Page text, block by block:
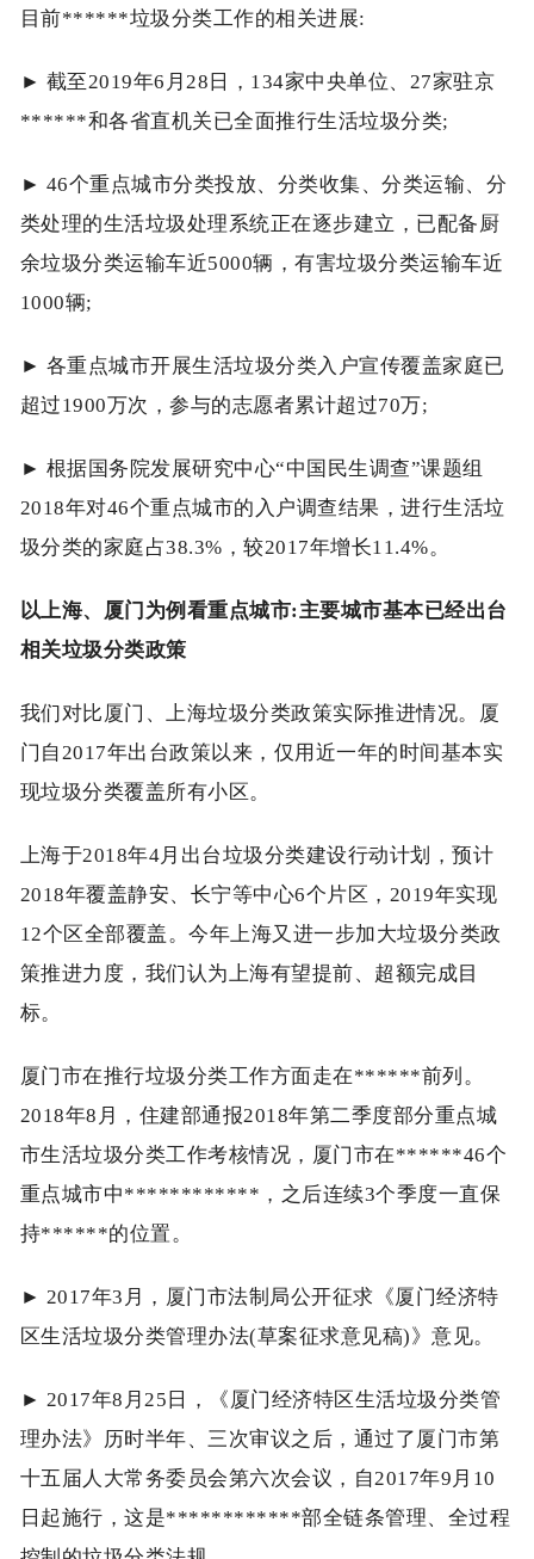
目前******垃圾分类工作的相关进展:
► 截至2019年6月28日，134家中央单位、27家驻京
******和各省直机关已全面推行生活垃圾分类;
► 46个重点城市分类投放、分类收集、分类运输、分
类处理的生活垃圾处理系统正在逐步建立，已配备厨
余垃圾分类运输车近5000辆，有害垃圾分类运输车近
1000辆;
► 各重点城市开展生活垃圾分类入户宣传覆盖家庭已
超过1900万次，参与的志愿者累计超过70万;
► 根据国务院发展研究中心“中国民生调查”课题组
2018年对46个重点城市的入户调查结果，进行生活垃
圾分类的家庭占38.3%，较2017年增长11.4%。
以上海、厦门为例看重点城市:主要城市基本已经出台
相关垃圾分类政策
我们对比厦门、上海垃圾分类政策实际推进情况。厦
门自2017年出台政策以来，仅用近一年的时间基本实
现垃圾分类覆盖所有小区。
上海于2018年4月出台垃圾分类建设行动计划，预计
2018年覆盖静安、长宁等中心6个片区，2019年实现
12个区全部覆盖。今年上海又进一步加大垃圾分类政
策推进力度，我们认为上海有望提前、超额完成目
标。
厦门市在推行垃圾分类工作方面走在******前列。
2018年8月，住建部通报2018年第二季度部分重点城
市生活垃圾分类工作考核情况，厦门市在******46个
重点城市中************，之后连续3个季度一直保
持******的位置。
► 2017年3月，厦门市法制局公开征求《厦门经济特
区生活垃圾分类管理办法(草案征求意见稿)》意见。
► 2017年8月25日，《厦门经济特区生活垃圾分类管
理办法》历时半年、三次审议之后，通过了厦门市第
十五届人大常务委员会第六次会议，自2017年9月10
日起施行，这是************部全链条管理、全过程